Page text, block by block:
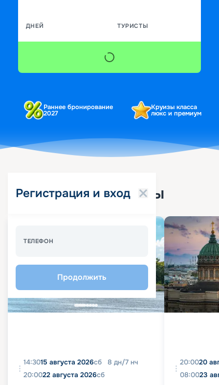
ДНЕЙ ТУРИСТЫ
Раннее бронирование
2027
Круизы класса
люкс и премиум
Регистрация и вход
ТЕЛЕФОН
Продолжить
Популярные круизы
14:3015 августа 2026сб 8 дн/7 нч
20:0022 августа 2026сб
20:0020
08:0023